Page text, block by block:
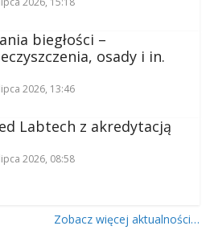
biegłości –
osady i in.
2026, 13:46
Labtech z akredytacją
2026, 08:58
Zobacz więcej aktualności…